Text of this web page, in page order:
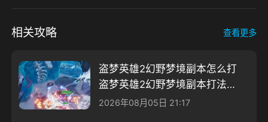
相关攻略 查看更多
盗梦英雄2幻野梦境副本怎么打
盗梦英雄2幻野梦境副本打法详
解
2026年08月05日 21:17